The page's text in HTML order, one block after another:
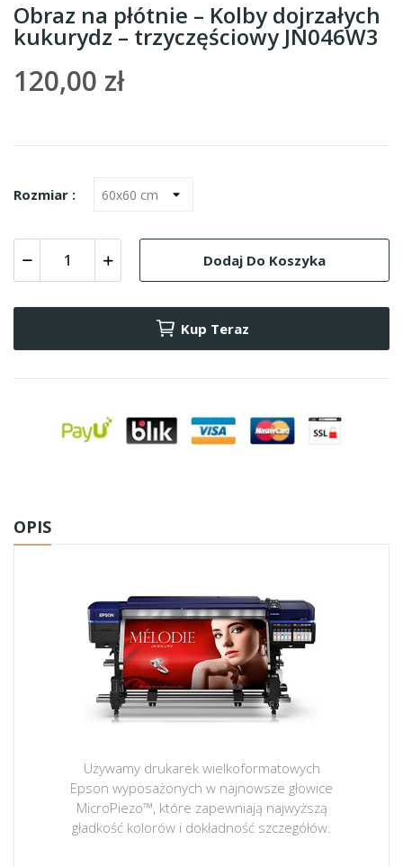
Obraz na płótnie – Kolby dojrzałych
kukurydz – trzyczęściowy JN046W3
120,00 zł
Rozmiar :
Dodaj Do Koszyka
Kup Teraz
OPIS
Używamy drukarek wielkoformatowych
Epson wyposażonych w najnowsze głowice
MicroPiezo™, które zapewniają najwyższą
gładkość kolorów i dokładność szczegółów.